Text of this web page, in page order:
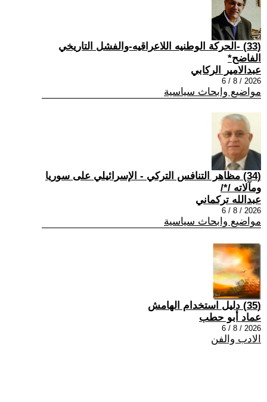
(33) -الحركة الوطنيه اللاعراقيه-والفشل التاريخي
الفاضح*
عبدالامير الركابي
2026 / 8 / 6
مواضيع وابحاث سياسية
(34) مظاهر التنافس التركي - الإسرائيلي على سوريا
ومآلاته /*/
عبدالله تركماني
2026 / 8 / 6
مواضيع وابحاث سياسية
(35) دليل استخدام الهامش
عماد أبو حطب
2026 / 8 / 6
الادب والفن